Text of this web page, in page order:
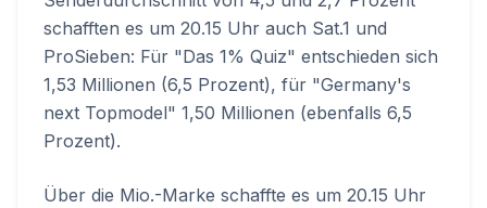
schafften es um 20.15 Uhr auch Sat.1 und
ProSieben: Für "Das 1% Quiz" entschieden sich
1,53 Millionen (6,5 Prozent), für "Germany's
next Topmodel" 1,50 Millionen (ebenfalls 6,5
Prozent).
Über die Mio.-Marke schaffte es um 20.15 Uhr